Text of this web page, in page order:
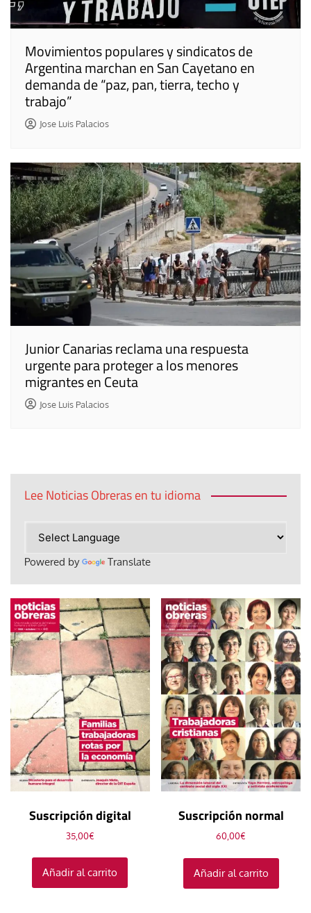
Movimientos populares y sindicatos de
Argentina marchan en San Cayetano en
demanda de “paz, pan, tierra, techo y
trabajo”
Jose Luis Palacios
Junior Canarias reclama una respuesta
urgente para proteger a los menores
migrantes en Ceuta
Jose Luis Palacios
Lee Noticias Obreras en tu idioma
Powered by Translate
Suscripción digital
35,00€
Añadir al carrito
Suscripción normal
60,00€
Añadir al carrito